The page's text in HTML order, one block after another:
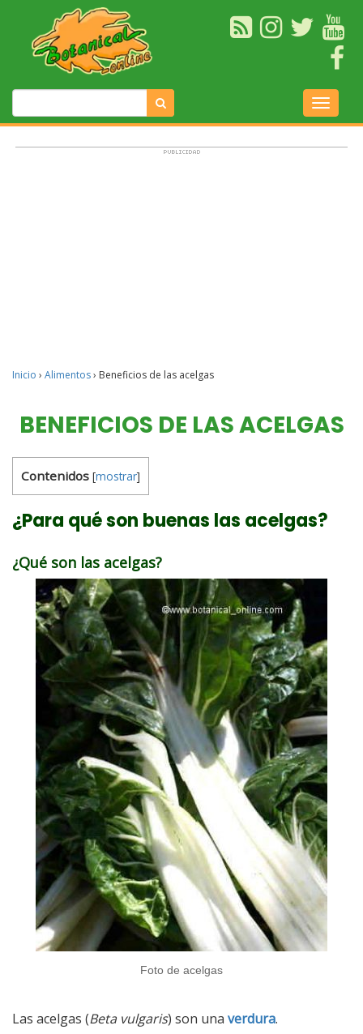
Inicio › Alimentos› Beneficios de las acelgas
BENEFICIOS DE LAS ACELGAS
Contenidos [mostrar]
¿Para qué son buenas las acelgas?
¿Qué son las acelgas?
Foto de acelgas
Las acelgas (Beta vulgaris) son una verdura.